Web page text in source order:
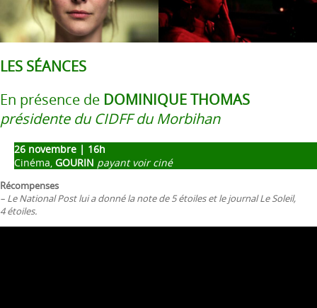
LES SÉANCES
En présence de DOMINIQUE THOMAS
présidente du CIDFF du Morbihan
26 novembre | 16h
Cinéma, GOURIN payant voir ciné
Récompenses
– Le National Post lui a donné la note de 5 étoiles et le journal Le Soleil,
4 étoiles.